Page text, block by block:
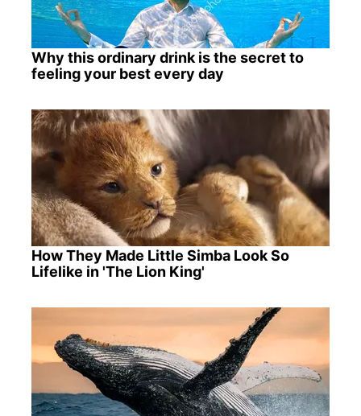
Why this ordinary drink is the secret to
feeling your best every day
How They Made Little Simba Look So
Lifelike in 'The Lion King'